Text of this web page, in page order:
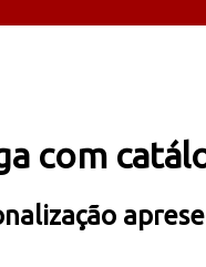
com